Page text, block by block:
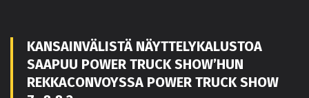
KANSAINVÄLISTÄ NÄYTTELYKALUSTOA
SAAPUU POWER TRUCK SHOW’HUN
REKKACONVOYSSA POWER TRUCK SHOW